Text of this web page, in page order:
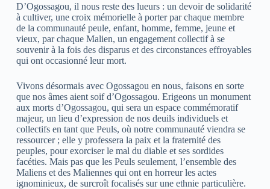
D’Ogossagou, il nous reste des lueurs : un devoir de solidarité
à cultiver, une croix mémorielle à porter par chaque membre
de la communauté peule, enfant, homme, femme, jeune et
vieux, par chaque Malien, un engagement collectif à se
souvenir à la fois des disparus et des circonstances effroyables
qui ont occasionné leur mort.
Vivons désormais avec Ogossagou en nous, faisons en sorte
que nos âmes aient soif d’Ogossagou. Erigeons un monument
aux morts d’Ogossagou, qui sera un espace commémoratif
majeur, un lieu d’expression de nos deuils individuels et
collectifs en tant que Peuls, où notre communauté viendra se
ressourcer ; elle y professera la paix et la fraternité des
peuples, pour exorciser le mal du diable et ses sordides
facéties. Mais pas que les Peuls seulement, l’ensemble des
Maliens et des Maliennes qui ont en horreur les actes
ignominieux, de surcroît focalisés sur une ethnie particulière.